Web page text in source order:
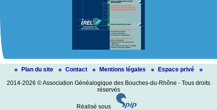
Plan du site Contact Mentions légales
Espace privé
2014-2026 © Association Généalogique des Bouches-du-Rhône - Tous droits
réservés
Réalisé sous